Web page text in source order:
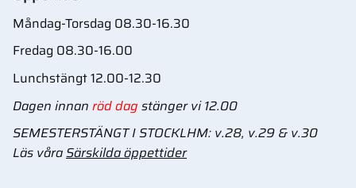
Måndag-Torsdag 08.30-16.30
Fredag 08.30-16.00
Lunchstängt 12.00-12.30
Dagen innan röd dag stänger vi 12.00
SEMESTERSTÄNGT I STOCKLHM: v.28, v.29 & v.30
Läs våraSärskilda öppettider